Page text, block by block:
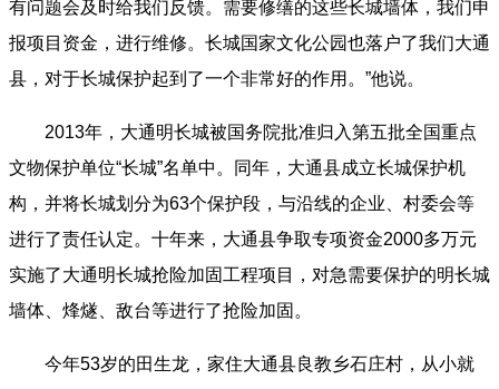
有问题会及时给我们反馈。需要修缮的这些长城墙体，我们申
报项目资金，进行维修。长城国家文化公园也落户了我们大通
县，对于长城保护起到了一个非常好的作用。”他说。
2013年，大通明长城被国务院批准归入第五批全国重点
文物保护单位“长城”名单中。同年，大通县成立长城保护机
构，并将长城划分为63个保护段，与沿线的企业、村委会等
进行了责任认定。十年来，大通县争取专项资金2000多万元
实施了大通明长城抢险加固工程项目，对急需要保护的明长城
墙体、烽燧、敌台等进行了抢险加固。
今年53岁的田生龙，家住大通县良教乡石庄村，从小就